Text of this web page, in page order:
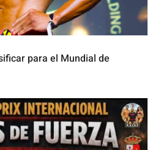
para el Mundial de